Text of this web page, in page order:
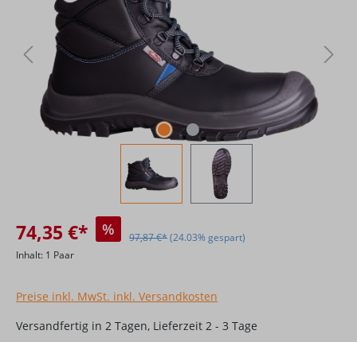
74,35 €* % 97,87 €*(24.03% gespart)
Inhalt: 1 Paar
Preise inkl. MwSt. inkl. Versandkosten
Versandfertig in 2 Tagen, Lieferzeit 2 - 3 Tage